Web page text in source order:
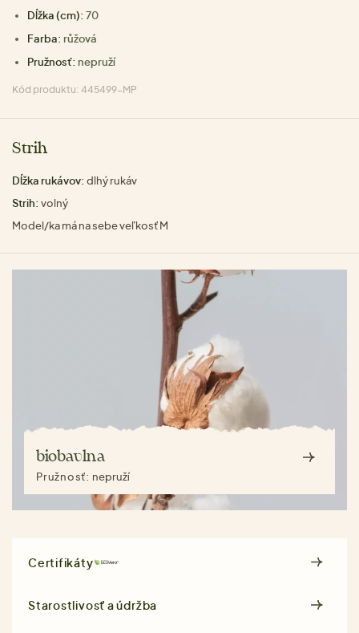
Dĺžka (cm): 70
Farba: růžová
Pružnosť: nepruží
Kód produktu: 445499-MP
Strih
Dĺžka rukávov: dlhý rukáv
Strih: volný
Model/ka má na sebe veľkosť M
biobavlna
Pružnosť: nepruží
Certifikáty
Starostlivosť a údržba